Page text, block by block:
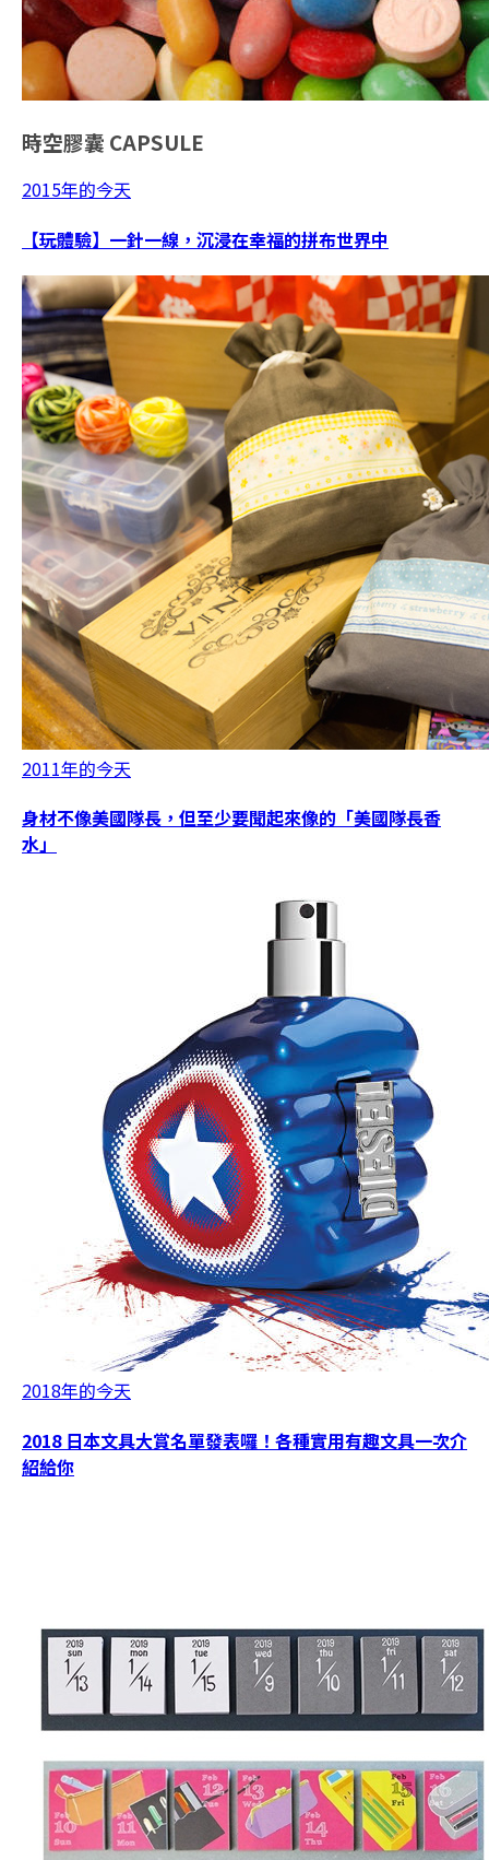
時空膠囊 CAPSULE
2015年的今天
【玩體驗】一針一線，沉浸在幸福的拼布世界中
2011年的今天
身材不像美國隊長，但至少要聞起來像的「美國隊長香
水」
2018年的今天
2018 日本文具大賞名單發表囉！各種實用有趣文具一次介
紹給你